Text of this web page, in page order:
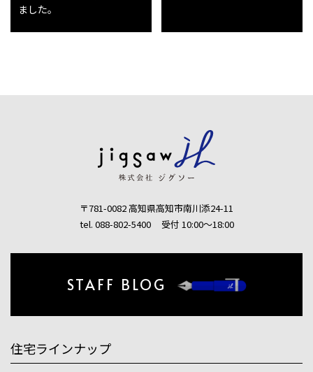
ました。
〒781-0082 高知県高知市南川添24-11
tel. 088-802-5400
受付 10:00〜18:00
STAFF BLOG
住宅ラインナップ